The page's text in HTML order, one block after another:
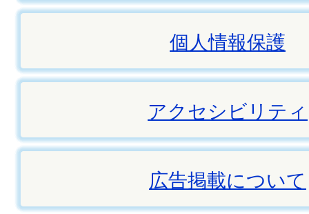
個人情報保護
アクセシビリティ
広告掲載について